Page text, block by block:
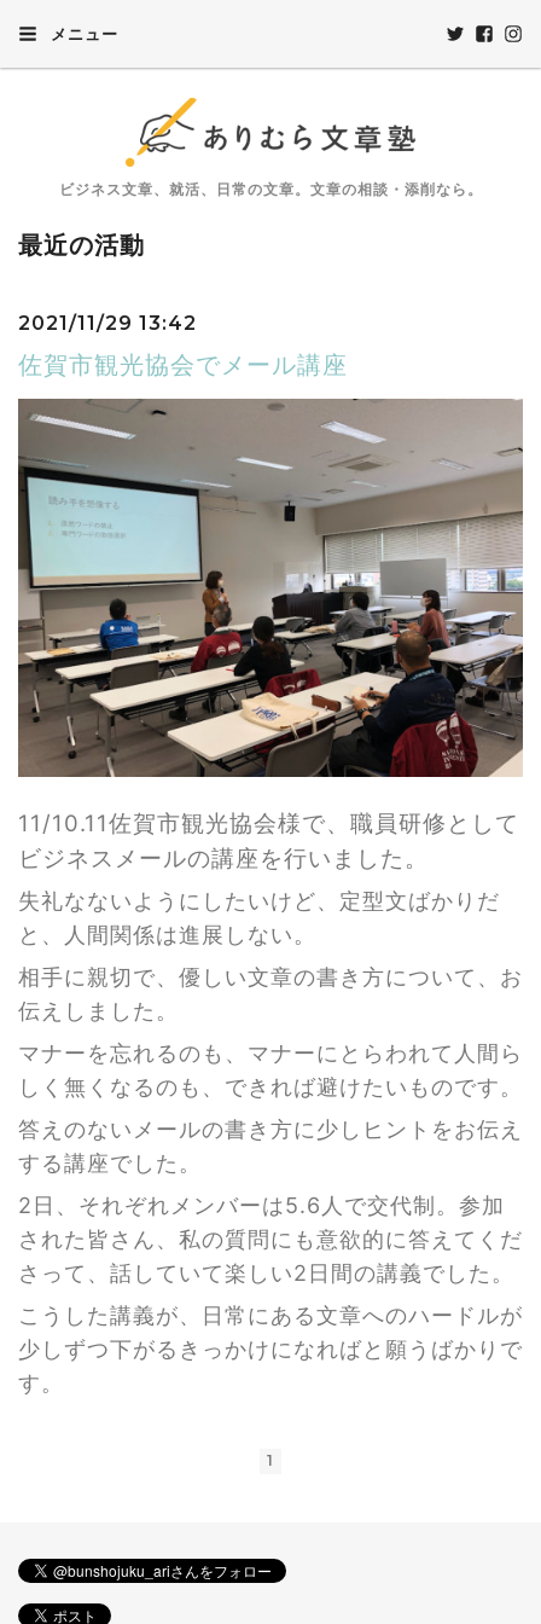
メニュー
ビジネス文章、就活、日常の文章。文章の相談・添削なら。
最近の活動
2021/11/29 13:42
佐賀市観光協会でメール講座
11/10.11佐賀市観光協会様で、職員研修として
ビジネスメールの講座を行いました。
失礼なないようにしたいけど、定型文ばかりだ
と、人間関係は進展しない。
相手に親切で、優しい文章の書き方について、お
伝えしました。
マナーを忘れるのも、マナーにとらわれて人間ら
しく無くなるのも、できれば避けたいものです。
答えのないメールの書き方に少しヒントをお伝え
する講座でした。
2日、それぞれメンバーは5.6人で交代制。参加
された皆さん、私の質問にも意欲的に答えてくだ
さって、話していて楽しい2日間の講義でした。
こうした講義が、日常にある文章へのハードルが
少しずつ下がるきっかけになればと願うばかりで
す。
1